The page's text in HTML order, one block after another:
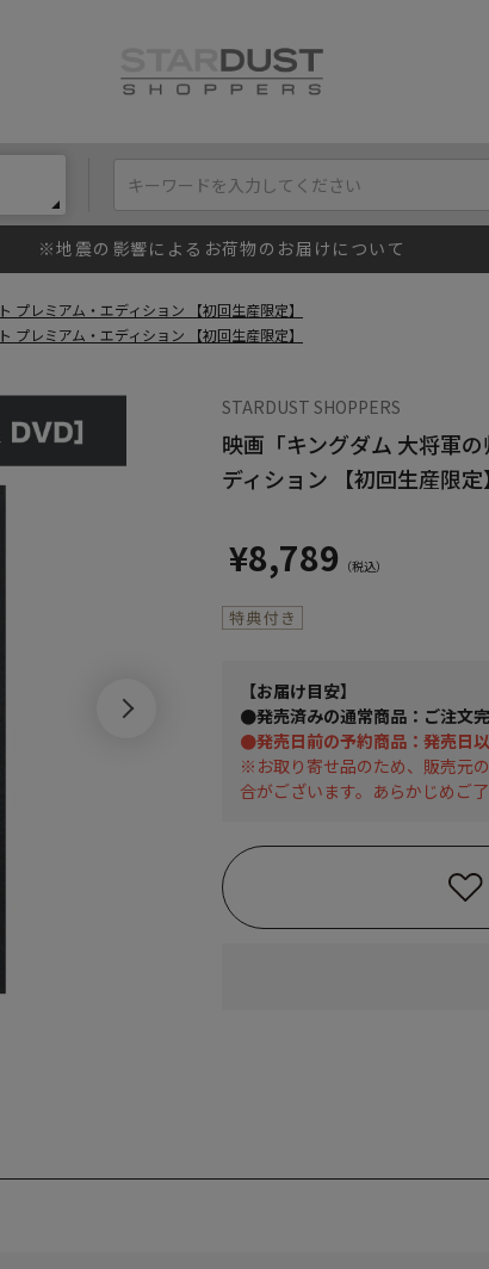
※地震の影響によるお荷物のお届けについて
プレミアム・エディション 【初回生産限定】
プレミアム・エディション 【初回生産限定】
STARDUST SHOPPERS
映画「キングダム 大将軍
ディション 【初回生産限定
¥8,789
【お届け目安】
●発売済みの通常商品：ご注文
●発売日前の予約商品：発売日
※お取り寄せ品のため、販売元
合がございます。あらかじめご